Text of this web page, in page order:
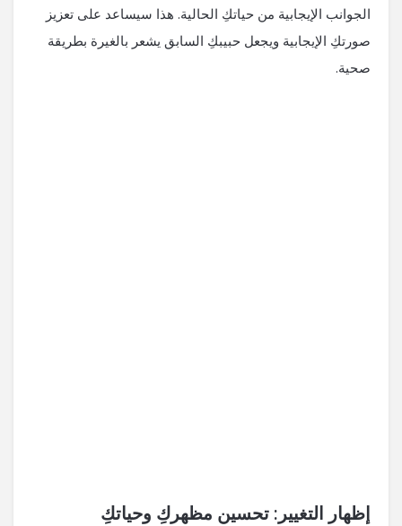
الجوانب الإيجابية من حياتكِ الحالية. هذا سيساعد على تعزيز
صورتكِ الإيجابية ويجعل حبيبكِ السابق يشعر بالغيرة بطريقة
صحية.
إظهار التغيير: تحسين مظهركِ وحياتكِ